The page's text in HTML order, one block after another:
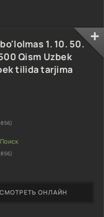
1. 10. 50.
Qism Uzbek
tilida tarjima
СМОТРЕТЬ ОНЛАЙН